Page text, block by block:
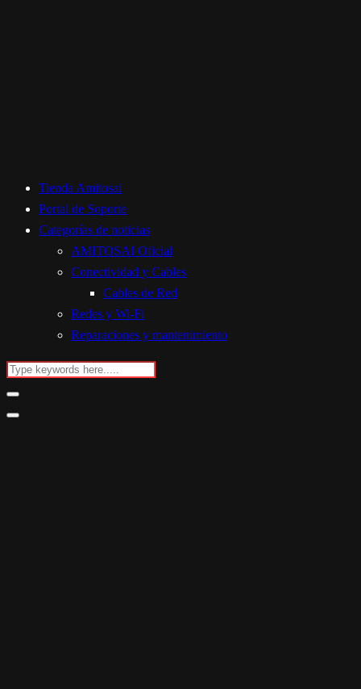
Tienda Amitosai
Portal de Soporte
Categorías de noticias
AMITOSAI Oficial
Conectividad y Cables
Cables de Red
Redes y Wi-Fi
Reparaciones y mantenimiento